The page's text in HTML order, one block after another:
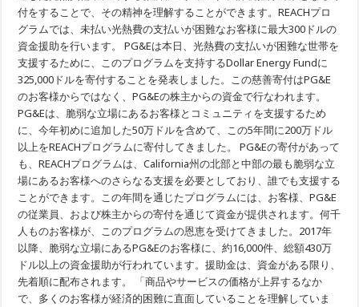
ズ
ン
に
脆
弱
立
場
に
あ
る
人
ち
に
エ
ネ
ル
ギ
ー
の
ギ
フ
ト
を
付をすることで、その精神を理解することができます。REACHプロ
グラムでは、未払い光熱費の支払いが困難なお客様に最大300ドルの
資金援助を行います。 PG&Eは本日、光熱費の支払いが困難な世帯を
支援するために、このプログラムを支持するDollar Energy Fundに
325,000ドルを寄付することを発表しました。この慈善寄付はPG&E
のお客様からではなく、PG&Eの株主からの資金で行なわれます。
PG&Eは、脆弱な立場にあるお客様とコミュニティを支援するため
に、今年初めに追加した50万ドルを含めて、この5年間に200万ドル
以上をREACHプログラムに寄付してきました。 PG&Eの寄付があって
も、REACHプログラムは、California州の北部と中部の最も脆弱な立
場にあるお客様へのさらなる支援を必要としており、誰でも支援する
ことができます。この年間を通じたプログラムには、お客様、PG&E
の従業員、および株主からの寄付を通じて資金が提供されます。何千
人ものお客様が、このプログラムの恩恵を受けてきました。2017年
以降、脆弱な立場にあるPG&Eのお客様に、約16,000件、総額430万
ドル以上の資金援助が行われています。援助金は、資金がある限り、
先着順に配布されます。 「商品やサービスの価格が上昇するなか
で、多くのお客様が経済的困難に直面していることを理解していま